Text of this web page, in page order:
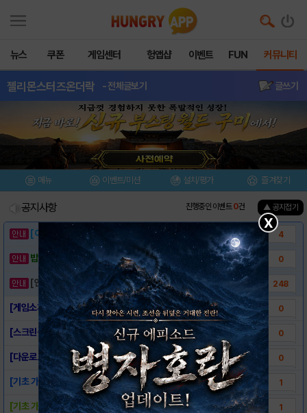
뉴스 쿠폰 게임센터 헝앱샵 이벤트 FUN 커뮤니티
젤리몬스터즈온더락 - 전체글보기 글쓰기
메뉴 이벤트/미션 설치/평가 즐겨찾기
공지사항 진행중인 이벤트0건 ▲ 공지접기
[이벤트] 웃음으로 매일매일 해피! 유머 게시.. 4
밥알이의 헝앱통신 ⑲ “밥알이, 드디어 멀티를.. 0
[안내] 헝그리앱 필수 상식! 밥알 획득 안내.. 248
[게임소개] - 젤리몬스터즈온더락 0
[스크린샷] - 젤리몬스터즈온더락 0
[다운로드링크] - 젤리몬스터즈온더락 0
[기초 가이드] 플레이가이드 1
[기초 가이드] 메인 UI 1
X